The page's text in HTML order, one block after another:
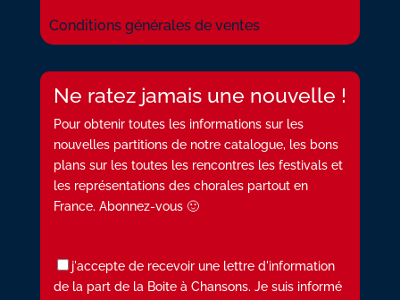
Conditions générales de ventes
Ne ratez jamais une nouvelle !
Pour obtenir toutes les informations sur les
nouvelles partitions de notre catalogue, les bons
plans sur les toutes les rencontres les festivals et
les représentations des chorales partout en
France. Abonnez-vous 🙂
j'accepte de recevoir une lettre d'information
de la part de la Boite à Chansons. Je suis informé